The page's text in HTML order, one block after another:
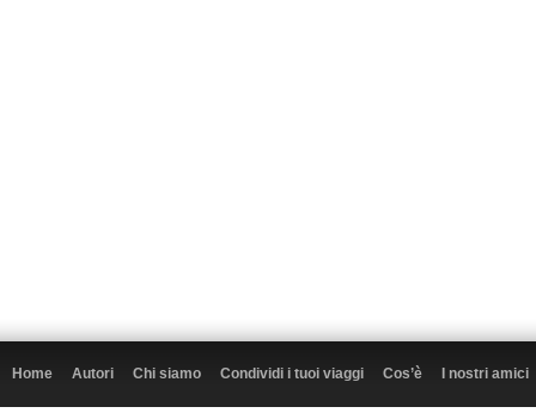
Home Autori Chi siamo Condividi i tuoi viaggi Cos’è I nostri amici